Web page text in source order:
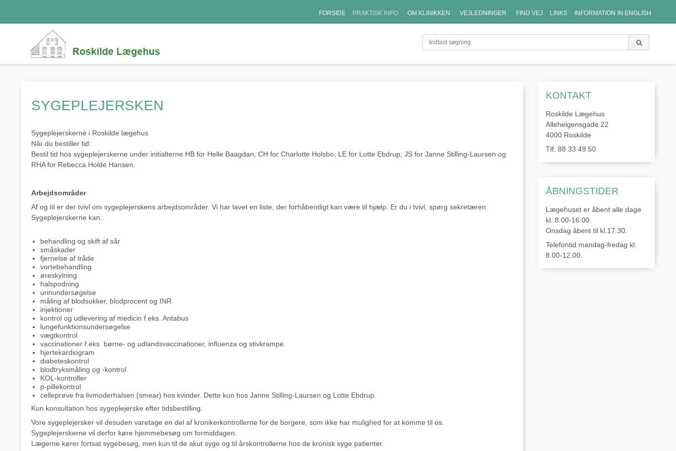
FORSIDE PRAKTISK INFO OM KLINIKKEN VEJLEDNINGER FIND VEJ LINKS INFORMATION IN ENGLISH
SYGEPLEJERSKEN
Sygeplejerskerne i Roskilde lægehus
Når du bestiller tid:
Bestil tid hos sygeplejerskerne under initialterne HB for Helle Baagdan, CH for Charlotte Holsbo, LE for Lotte Ebdrup, JS for Janne Stilling-Laursen og
RHA for Rebecca Holde Hansen.
Arbejdsområder
Af og til er der tvivl om sygeplejerskens arbejdsområder. Vi har lavet en liste, der forhåbentligt kan være til hjælp. Er du i tvivl, spørg sekretæren.
Sygeplejerskerne kan:
behandling og skift af sår
småskader
fjernelse af tråde
vortebehandling
øreskylning
halspodning
urinundersøgelse
måling af blodsukker, blodprocent og INR
injektioner
kontrol og udlevering af medicin f.eks. Antabus
lungefunktionsundersøgelse
vægtkontrol
vaccinationer f.eks. børne- og udlandsvaccinationer, influenza og stivkrampe.
hjertekardiogram
diabeteskontrol
blodtryksmåling og -kontrol
KOL-kontroller
p-pillekontrol
celleprøve fra livmoderhalsen (smear) hos kvinder. Dette kun hos Janne Stilling-Laursen og Lotte Ebdrup.
Kun konsultation hos sygeplejerske efter tidsbestilling.
Vore sygeplejersker vil desuden varetage en del af kronikerkontrollerne for de borgere, som ikke har mulighed for at komme til os.
Sygeplejerskerne vil derfor køre hjemmebesøg om formiddagen.
Lægerne kører fortsat sygebesøg, men kun til de akut syge og til årskontrollerne hos de kronisk syge patienter.
KONTAKT
Roskilde Lægehus
Allehelgensgade 22
4000 Roskilde
Tlf: 88 33 49 50
ÅBNINGSTIDER
Lægehuset er åbent alle dage
kl. 8.00-16.00.
Onsdag åbent til kl.17.30.
Telefontid mandag-fredag kl.
8.00-12.00.